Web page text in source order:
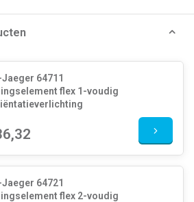
64711
flex 1-voudig
64721
flex 2-voudig